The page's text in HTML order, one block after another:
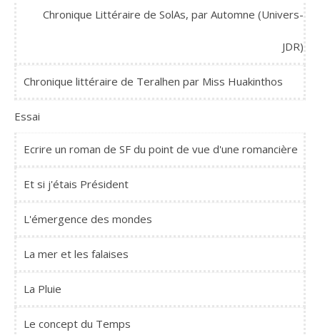
Chronique Littéraire de SolAs, par Automne (Univers-
JDR)
Chronique littéraire de Teralhen par Miss Huakinthos
Essai
Ecrire un roman de SF du point de vue d'une romancière
Et si j'étais Président
L'émergence des mondes
La mer et les falaises
La Pluie
Le concept du Temps